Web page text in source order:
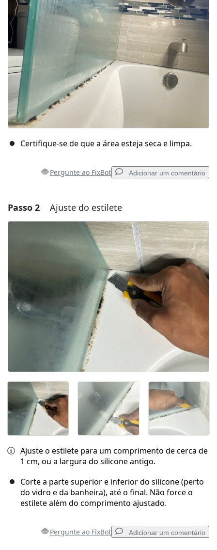
Certifique-se de que a área esteja seca e limpa.
Pergunte ao FixBot Adicionar um comentário
Adicionar um comentário
Cancelar Postar comentário
Passo 2 Ajuste do estilete
Ajuste o estilete para um comprimento de cerca de
1 cm, ou a largura do silicone antigo.
Corte a parte superior e inferior do silicone (perto
do vidro e da banheira), até o final. Não force o
estilete além do comprimento ajustado.
Pergunte ao FixBot Adicionar um comentário